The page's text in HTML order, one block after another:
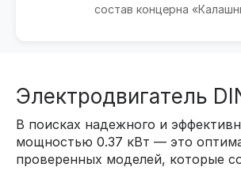
состав концерна
Электродвигатель
В поисках надежного и
мощностью 0.37 кВт — это
проверенных моделей, которые